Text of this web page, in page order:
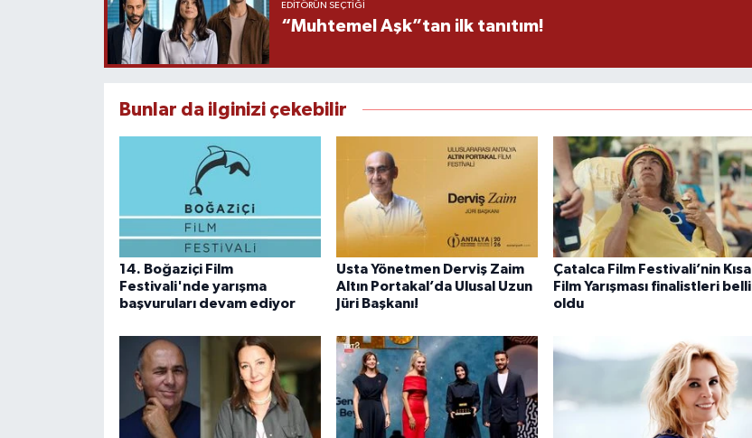
EDITÖRÜN SEÇTIĞI
“Muhtemel Aşk”tan ilk tanıtım!
Bunlar da ilginizi çekebilir
14. Boğaziçi Film
Festivali'nde yarışma
başvuruları devam ediyor
Usta Yönetmen Derviş Zaim
Altın Portakal’da Ulusal Uzun
Jüri Başkanı!
Çatalca Film Festivali’nin Kısa
Film Yarışması finalistleri belli
oldu